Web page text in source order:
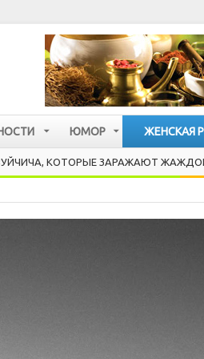
ЮМОР
ЖЕНСКАЯ
КОТОРЫЕ ЗАРАЖАЮТ ЖАЖДОЙ ЖИЗНИ